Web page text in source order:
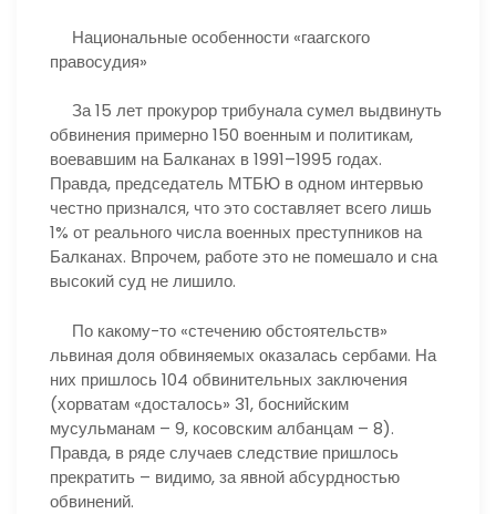
Национальные особенности «гаагского
правосудия»
За 15 лет прокурор трибунала сумел выдвинуть
обвинения примерно 150 военным и политикам,
воевавшим на Балканах в 1991–1995 годах.
Правда, председатель МТБЮ в одном интервью
честно признался, что это составляет всего лишь
1% от реального числа военных преступников на
Балканах. Впрочем, работе это не помешало и сна
высокий суд не лишило.
По какому-то «стечению обстоятельств»
львиная доля обвиняемых оказалась сербами. На
них пришлось 104 обвинительных заключения
(хорватам «досталось» 31, боснийским
мусульманам – 9, косовским албанцам – 8).
Правда, в ряде случаев следствие пришлось
прекратить – видимо, за явной абсурдностью
обвинений.